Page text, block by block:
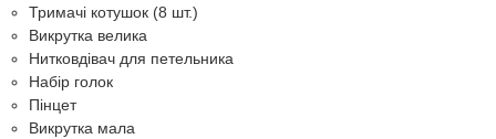
Тримачі котушок (8 шт.)
Викрутка велика
Нитковдівач для петельника
Набір голок
Пінцет
Викрутка мала